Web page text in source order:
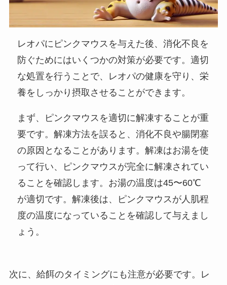
レオパにピンクマウスを与えた後、消化不良を
防ぐためにはいくつかの対策が必要です。適切
な処置を行うことで、レオパの健康を守り、栄
養をしっかり摂取させることができます。
まず、ピンクマウスを適切に解凍することが重
要です。解凍方法を誤ると、消化不良や腸閉塞
の原因となることがあります。解凍はお湯を使
って行い、ピンクマウスが完全に解凍されてい
ることを確認します。お湯の温度は45〜60℃
が適切です。解凍後は、ピンクマウスが人肌程
度の温度になっていることを確認して与えまし
ょう。
次に、給餌のタイミングにも注意が必要です。レ